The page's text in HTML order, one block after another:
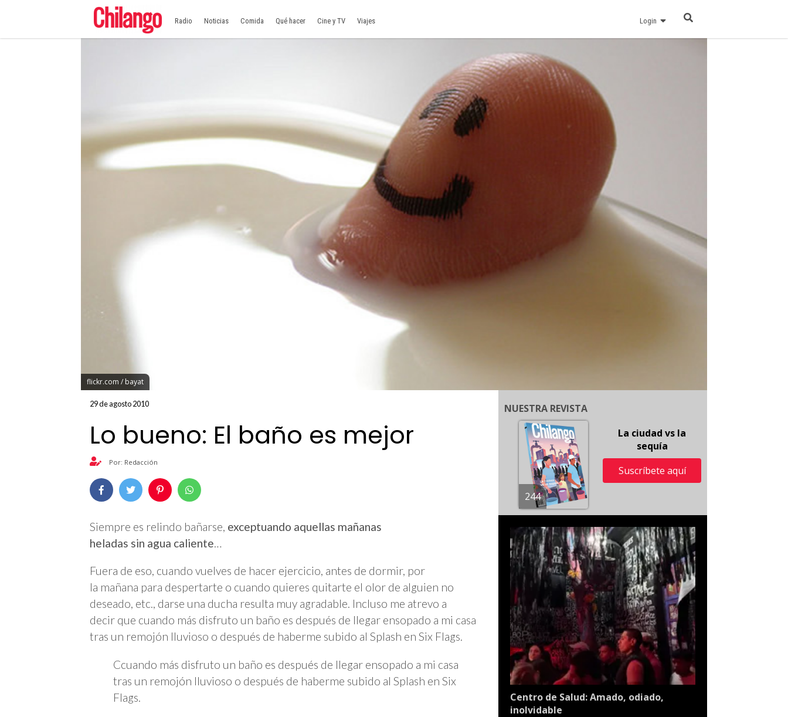
Radio Noticias Comida Qué hacer Cine y TV Viajes Login
flickr.com / bayat
29 de agosto 2010
Lo bueno: El baño es mejor
Por: Redacción
Siempre es relindo bañarse, exceptuando aquellas mañanas
heladas sin agua caliente…
Fuera de eso, cuando vuelves de hacer ejercicio, antes de dormir, por
la mañana para despertarte o cuando quieres quitarte el olor de alguien no
deseado, etc., darse una ducha resulta muy agradable. Incluso me atrevo a
decir que cuando más disfruto un baño es después de llegar ensopado a mi casa
tras un remojón lluvioso o después de haberme subido al Splash en Six Flags.
Ccuando más disfruto un baño es después de llegar ensopado a mi casa
tras un remojón lluvioso o después de haberme subido al Splash en Six
Flags.
NUESTRA REVISTA
244
La ciudad vs la
sequía
Suscríbete aquí
Centro de Salud: Amado, odiado,
inolvidable